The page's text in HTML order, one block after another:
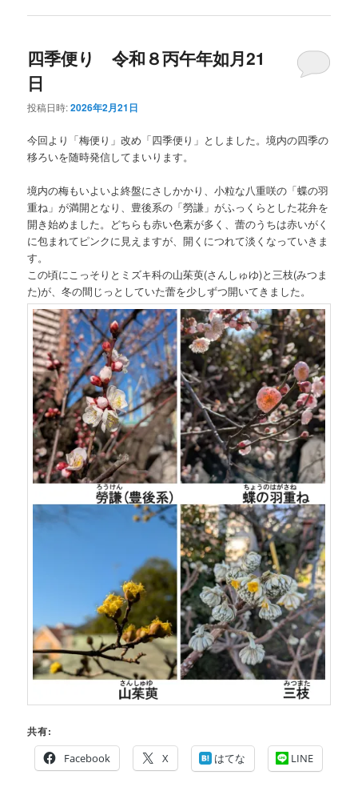
四季便り 令和８丙午年如月21
日
投稿日時:2026年2月21日
今回より「梅便り」改め「四季便り」としました。境内の四季の
移ろいを随時発信してまいります。
境内の梅もいよいよ終盤にさしかかり、小粒な八重咲の「蝶の羽
重ね」が満開となり、豊後系の「勞謙」がふっくらとした花弁を
開き始めました。どちらも赤い色素が多く、蕾のうちは赤いがく
に包まれてピンクに見えますが、開くにつれて淡くなっていきま
す。
この頃にこっそりとミズキ科の山茱萸(さんしゅゆ)と三枝(みつま
た)が、冬の間じっとしていた蕾を少しずつ開いてきました。
共有:
Facebook
X はてな LINE